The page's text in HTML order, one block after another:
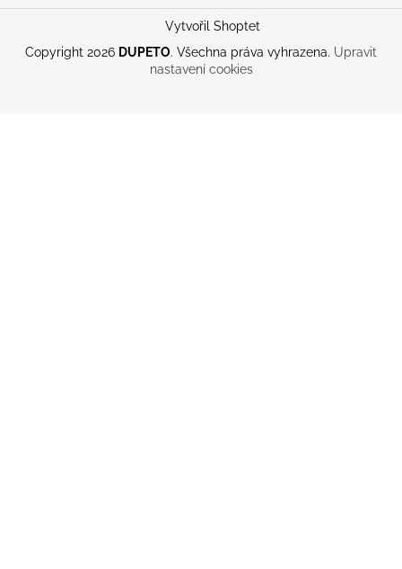
Vytvořil Shoptet
Copyright 2026 DUPETO. Všechna práva vyhrazena. Upravit
nastavení cookies